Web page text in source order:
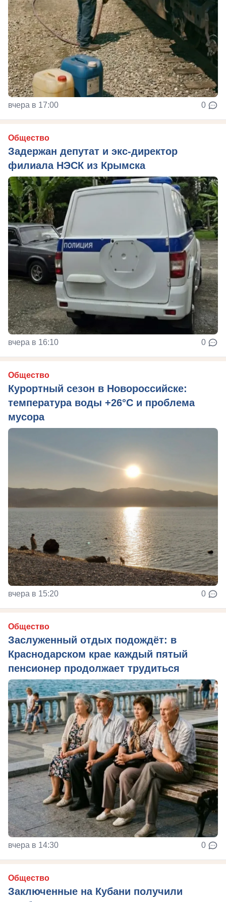
вчера в 17:00 0
Общество
Задержан депутат и экс-директор
филиала НЭСК из Крымска
вчера в 16:10 0
Общество
Курортный сезон в Новороссийске:
температура воды +26°C и проблема
мусора
вчера в 15:20 0
Общество
Заслуженный отдых подождёт: в
Краснодарском крае каждый пятый
пенсионер продолжает трудиться
вчера в 14:30 0
Общество
Заключенные на Кубани получили